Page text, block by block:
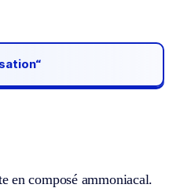
en composé ammoniacal.